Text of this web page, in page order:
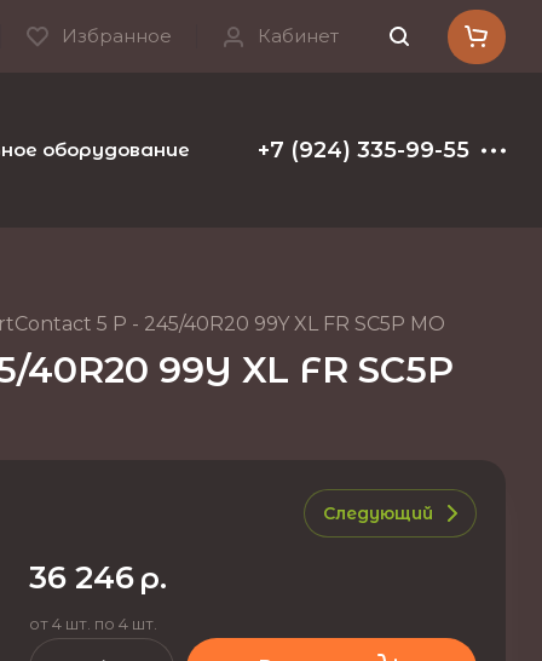
Избранное Кабинет
оборудование и расходные материалы
+7 (924) 335-99-55
5 P - 245/40R20 99Y XL FR SC5P MO
99Y XL FR SC5P
Следующий
36 246 р.
от 4 шт. по 4 шт.